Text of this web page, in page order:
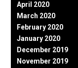
April 2020
March 2020
February 2020
January 2020
December 2019
November 2019